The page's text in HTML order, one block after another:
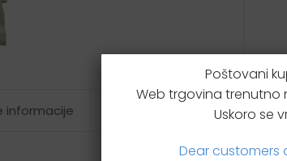
informacije Brzi upit za proizvodom
Poštovani
Web trgovina trenutno
Uskoro se
Dear customers